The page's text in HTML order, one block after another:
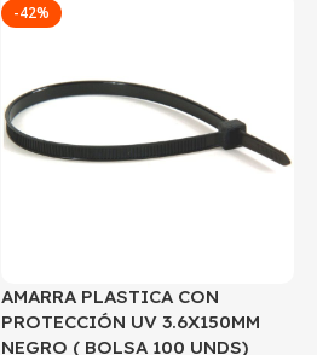
-42%
AMARRA PLASTICA CON
PROTECCIÓN UV 3.6X150MM
NEGRO ( BOLSA 100 UNDS)